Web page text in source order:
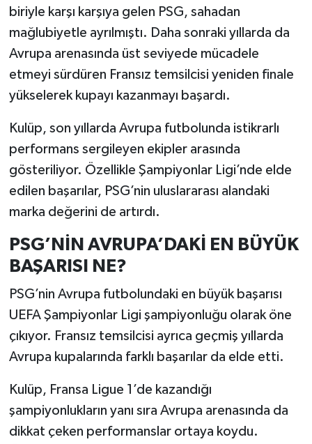
biriyle karşı karşıya gelen PSG, sahadan
mağlubiyetle ayrılmıştı. Daha sonraki yıllarda da
Avrupa arenasında üst seviyede mücadele
etmeyi sürdüren Fransız temsilcisi yeniden finale
yükselerek kupayı kazanmayı başardı.
Kulüp, son yıllarda Avrupa futbolunda istikrarlı
performans sergileyen ekipler arasında
gösteriliyor. Özellikle Şampiyonlar Ligi’nde elde
edilen başarılar, PSG’nin uluslararası alandaki
marka değerini de artırdı.
PSG’NİN AVRUPA’DAKİ EN BÜYÜK
BAŞARISI NE?
PSG’nin Avrupa futbolundaki en büyük başarısı
UEFA Şampiyonlar Ligi şampiyonluğu olarak öne
çıkıyor. Fransız temsilcisi ayrıca geçmiş yıllarda
Avrupa kupalarında farklı başarılar da elde etti.
Kulüp, Fransa Ligue 1’de kazandığı
şampiyonlukların yanı sıra Avrupa arenasında da
dikkat çeken performanslar ortaya koydu.